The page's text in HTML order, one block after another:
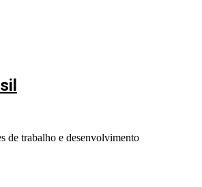
de trabalho e desenvolvimento